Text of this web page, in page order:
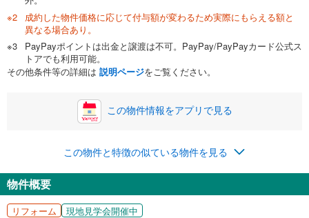
0万円 1,550万円
自己資金から住宅購入にかけられる金額を入力してくださ
い。一般的には物件価格の2割までが目安です。
閉じる
ボーナス
万円
0円
ナス時の増額分（1回分）を入力してください。
ボーナス払いの限度額は金融機関によって異なります。
閉じる
月々の返済額
成約した物件価格に応じて付与額が変わるため実際にもらえる額と
異なる場合あり。
PayPayポイントは出金と譲渡は不可。PayPay/PayPayカード公式ス
トアでも利用可能。
その他条件等の詳細は 説明ページをご覧ください。
この物件情報をアプリで見る
この物件と特徴の似ている物件を見る
物件概要
リフォーム 現地見学会開催中